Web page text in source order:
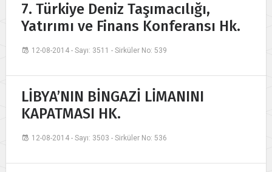
7. Türkiye Deniz Taşımacılığı,
Yatırımı ve Finans Konferansı Hk.
12-08-2014 - Sayı: 3511 - Sirküler No: 539
LİBYA’NIN BİNGAZİ LİMANINI
KAPATMASI HK.
12-08-2014 - Sayı: 3503 - Sirküler No: 536